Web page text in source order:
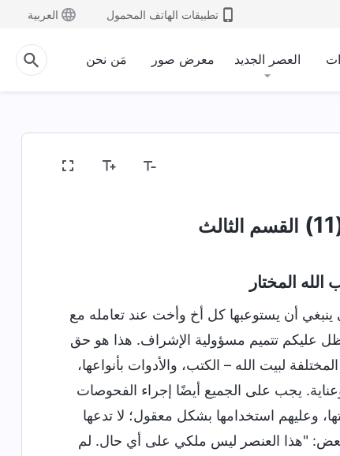
تطبيقات الهاتف المحمول العربية
العصر الجديد معرض صور مَن نحن
القسم الثالث
المختار
ينبغي أن يستوعبها كل أخ وأخت عند تعامله مع
يظل عليكم تتميم مسؤولية الإشراف. هذا هو حق
لبيت الله – الكتب، والأدوات بأنواعها،
يجب على الجميع أيضًا إجراء الفحوصات
وعليهم استخدامها بشكل معقول؛ لا تدعها
"هذا العنصر ليس ملكي على أي حال. لم